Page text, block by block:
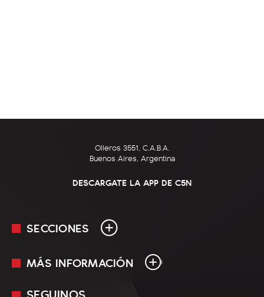
Olleros 3551, C.A.B.A.
Buenos Aires, Argentina
DESCARGATE LA APP DE C5N
SECCIONES
En Vivo
MÁS INFORMACIÓN